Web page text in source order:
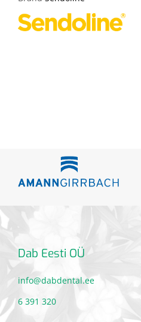
Dab Eesti OÜ
info@dabdental.ee
6 391 320